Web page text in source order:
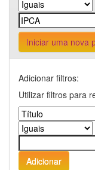
Iniciar uma nova
Adicionar filtros:
Utilizar filtros para